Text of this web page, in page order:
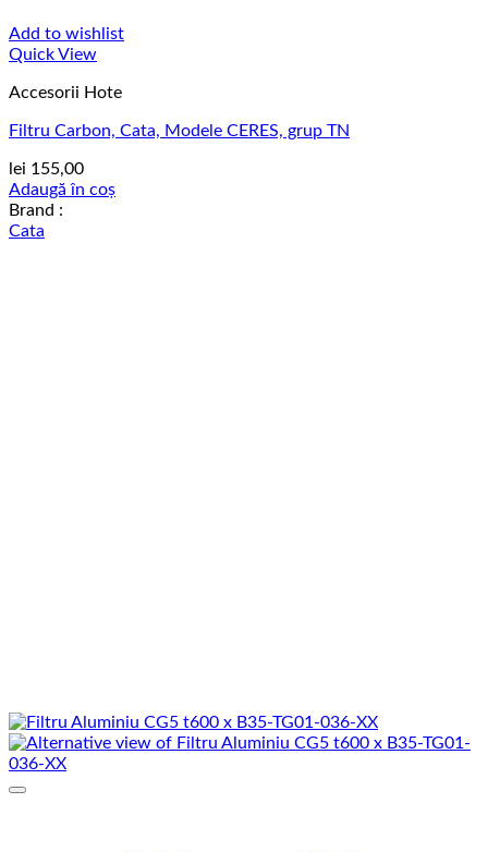
Add to wishlist
Quick View
Accesorii Hote
Filtru Carbon, Cata, Modele CERES, grup TN
lei 155,00
Adaugă în coș
Brand :
Cata